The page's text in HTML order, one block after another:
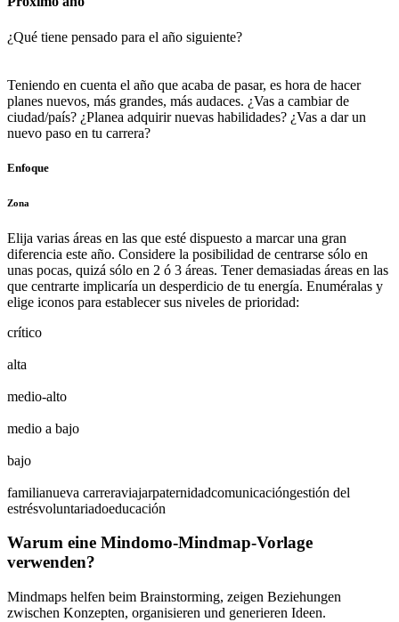
¿Qué tiene pensado para el año siguiente?
Teniendo en cuenta el año que acaba de pasar, es hora de hacer
planes nuevos, más grandes, más audaces. ¿Vas a cambiar de
ciudad/país? ¿Planea adquirir nuevas habilidades? ¿Vas a dar un
nuevo paso en tu carrera?
Enfoque
Zona
Elija varias áreas en las que esté dispuesto a marcar una gran
diferencia este año. Considere la posibilidad de centrarse sólo en
unas pocas, quizá sólo en 2 ó 3 áreas. Tener demasiadas áreas en las
que centrarte implicaría un desperdicio de tu energía. Enuméralas y
elige iconos para establecer sus niveles de prioridad:
crítico
alta
medio-alto
medio a bajo
bajo
familianueva carreraviajarpaternidadcomunicacióngestión del
estrésvoluntariadoeducación
Warum eine Mindomo-Mindmap-Vorlage
verwenden?
Mindmaps helfen beim Brainstorming, zeigen Beziehungen
zwischen Konzepten, organisieren und generieren Ideen.